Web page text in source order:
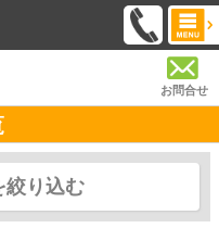
お問合せ
絞り込む